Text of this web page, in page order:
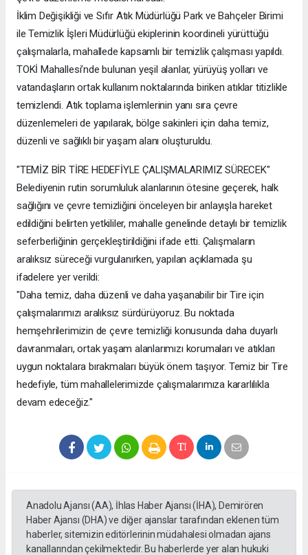
İklim Değişikliği ve Sıfır Atık Müdürlüğü Park ve Bahçeler Birimi
ile Temizlik İşleri Müdürlüğü ekiplerinin koordineli yürüttüğü
çalışmalarla, mahallede kapsamlı bir temizlik çalışması yapıldı.
TOKİ Mahallesi’nde bulunan yeşil alanlar, yürüyüş yolları ve
vatandaşların ortak kullanım noktalarında biriken atıklar titizlikle
temizlendi. Atık toplama işlemlerinin yanı sıra çevre
düzenlemeleri de yapılarak, bölge sakinleri için daha temiz,
düzenli ve sağlıklı bir yaşam alanı oluşturuldu.
"TEMİZ BİR TİRE HEDEFİYLE ÇALIŞMALARIMIZ SÜRECEK"
Belediyenin rutin sorumluluk alanlarının ötesine geçerek, halk
sağlığını ve çevre temizliğini önceleyen bir anlayışla hareket
edildiğini belirten yetkililer, mahalle genelinde detaylı bir temizlik
seferberliğinin gerçekleştirildiğini ifade etti. Çalışmaların
aralıksız süreceği vurgulanırken, yapılan açıklamada şu
ifadelere yer verildi:
"Daha temiz, daha düzenli ve daha yaşanabilir bir Tire için
çalışmalarımızı aralıksız sürdürüyoruz. Bu noktada
hemşehrilerimizin de çevre temizliği konusunda daha duyarlı
davranmaları, ortak yaşam alanlarımızı korumaları ve atıkları
uygun noktalara bırakmaları büyük önem taşıyor. Temiz bir Tire
hedefiyle, tüm mahallelerimizde çalışmalarımıza kararlılıkla
devam edeceğiz."
Anadolu Ajansı (AA), İhlas Haber Ajansı (İHA), Demirören
Haber Ajansı (DHA) ve diğer ajanslar tarafından eklenen tüm
haberler, sitemizin editörlerinin müdahalesi olmadan ajans
kanallarından çekilmektedir. Bu haberlerde yer alan hukuki